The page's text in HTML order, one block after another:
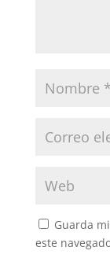
Guarda
este